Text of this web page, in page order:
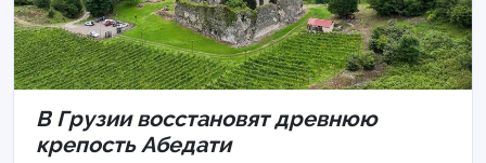
В Грузии восстановят древнюю
крепость Абедати